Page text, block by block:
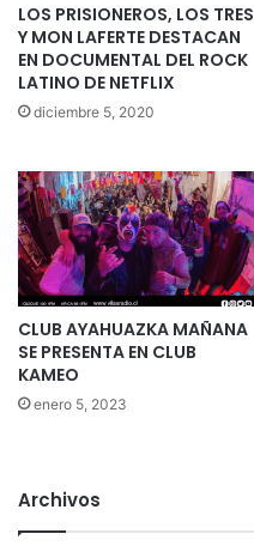
LOS PRISIONEROS, LOS TRES
Y MON LAFERTE DESTACAN
EN DOCUMENTAL DEL ROCK
LATINO DE NETFLIX
diciembre 5, 2020
CLUB AYAHUAZKA MAÑANA
SE PRESENTA EN CLUB
KAMEO
enero 5, 2023
Archivos